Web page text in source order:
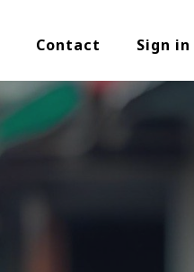
Contact Sign in